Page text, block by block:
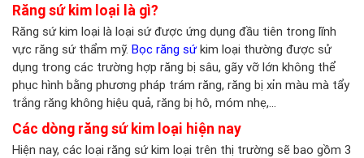
Răng sứ kim loại là gì?
Răng sứ kim loại là loại sứ được ứng dụng đầu tiên trong lĩnh
vực răng sứ thẩm mỹ. Bọc răng sứkim loại thường được sử
dụng trong các trường hợp răng bị sâu, gãy vỡ lớn không thể
phục hình bằng phương pháp trám răng, răng bị xỉn màu mà tẩy
trắng răng không hiệu quả, răng bị hô, móm nhẹ,…
Các dòng răng sứ kim loại hiện nay
Hiện nay, các loại răng sứ kim loại trên thị trường sẽ bao gồm 3